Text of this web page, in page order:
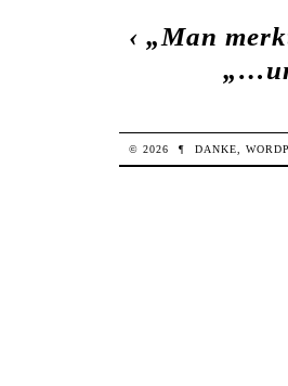
‹„Man
© 2026 ¶ DANKE,